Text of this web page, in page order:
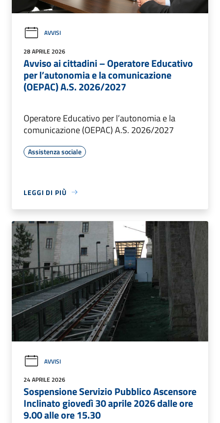
AVVISI
28 APRILE 2026
Avviso ai cittadini – Operatore Educativo
per l’autonomia e la comunicazione
(OEPAC) A.S. 2026/2027
Operatore Educativo per l’autonomia e la
comunicazione (OEPAC) A.S. 2026/2027
Assistenza sociale
LEGGI DI PIÙ
AVVISI
24 APRILE 2026
Sospensione Servizio Pubblico Ascensore
Inclinato giovedì 30 aprile 2026 dalle ore
9.00 alle ore 15.30